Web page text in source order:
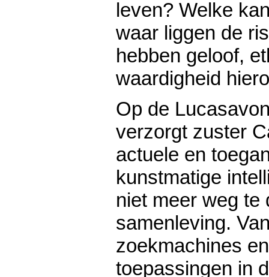
leven? Welke
waar liggen de
hebben geloof,
waardigheid
Op de
verzorgt zuster
actuele en
kunstmatige
niet meer weg te
samenleving.
zoekmachines
toepassingen in